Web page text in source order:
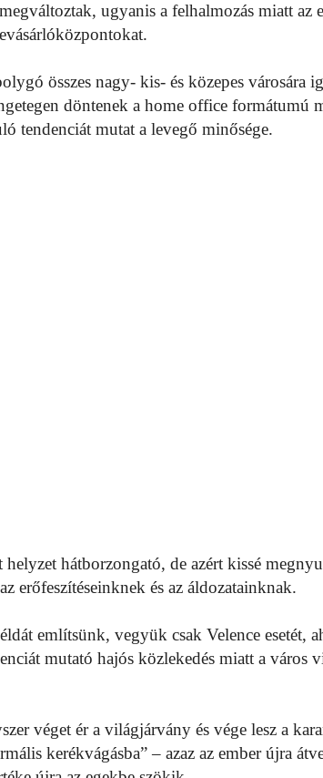
ugyanis a felhalmozás miatt az
összes nagy- kis- és közepes városára
döntenek a home office formátumú
tendenciát mutat a levegő minősége.
hátborzongató, de azért kissé
erőfeszítéseinknek és az áldozatainknak.
említsünk, vegyük csak Velence esetét,
mutató hajós közlekedés miatt a város
véget ér a világjárvány és vége lesz a
kerékvágásba” – azaz az ember újra